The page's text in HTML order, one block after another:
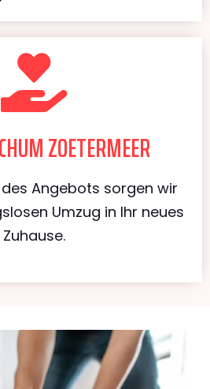
ZOETERMEER
Angebots sorgen wir
Umzug in Ihr neues
Zuhause.